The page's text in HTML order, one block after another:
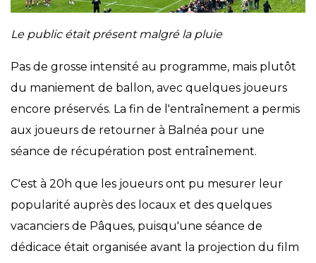
Le public était présent malgré la pluie
Pas de grosse intensité au programme, mais plutôt
du maniement de ballon, avec quelques joueurs
encore préservés. La fin de l'entraînement a permis
aux joueurs de retourner à Balnéa pour une
séance de récupération post entraînement.
C'est à 20h que les joueurs ont pu mesurer leur
popularité auprès des locaux et des quelques
vacanciers de Pâques, puisqu'une séance de
dédicace était organisée avant la projection du film